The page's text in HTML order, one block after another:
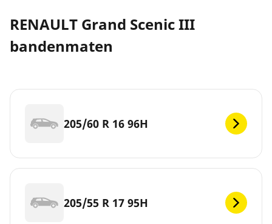
RENAULT Grand Scenic III
bandenmaten
205/60 R 16 96H
205/55 R 17 95H